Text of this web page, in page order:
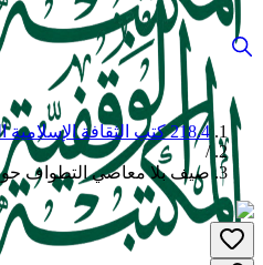
218.4 كتب الثقافة الإسلامية العامة
/
صيف بلا معاصي التطواف